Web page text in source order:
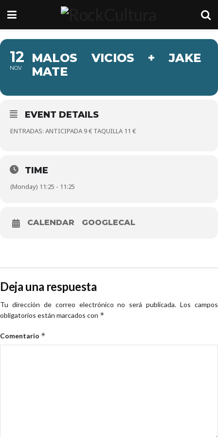
12
NOV
MALOS VICIOS + JAKE
MATE
EVENT DETAILS
ENTRADAS: ANTICIPADA 9 € TAQUILLA 11 €
TIME
(Monday) 11:25 - 11:25
CALENDAR GOOGLECAL
Deja una respuesta
Tu dirección de correo electrónico no será publicada. Los campos
obligatorios están marcados con *
Comentario *